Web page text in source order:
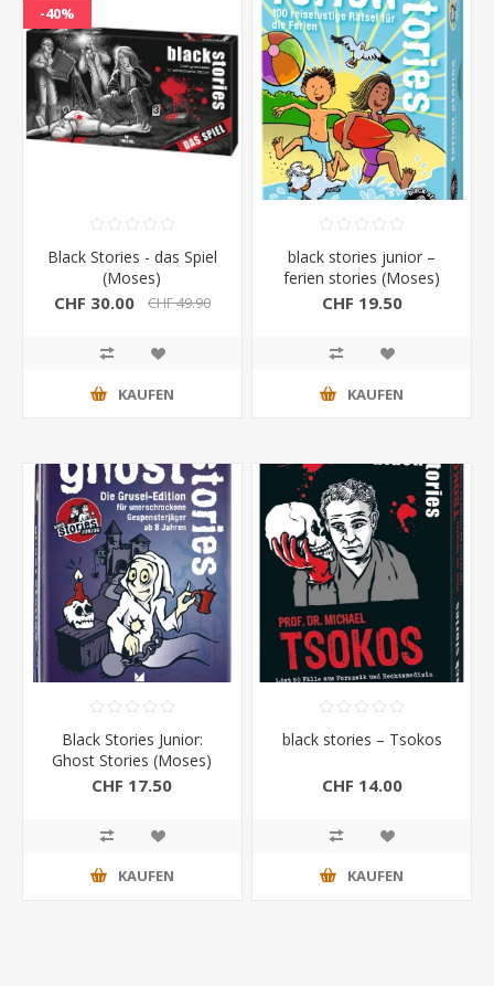
-40%
Black Stories - das Spiel
(Moses)
CHF 30.00 CHF 49.90
KAUFEN
black stories junior –
ferien stories (Moses)
CHF 19.50
KAUFEN
Black Stories Junior:
Ghost Stories (Moses)
CHF 17.50
KAUFEN
black stories – Tsokos
CHF 14.00
KAUFEN